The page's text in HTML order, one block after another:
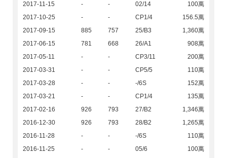
2017-11-15
- - 02/14
100萬
2017-10-25
- - CP1/4
156.5萬
2017-09-15
885 757 25/B3
1,360萬
2017-06-15
781 668 26/A1
908萬
2017-05-11
- - CP3/11
200萬
2017-03-31
- - CP5/5
110萬
2017-03-28
- - -/6S
152萬
2017-03-21
- - CP1/4
135萬
2017-02-16
926 793 27/B2
1,346萬
2016-12-30
926 793 28/B2
1,265萬
2016-11-28
- - -/6S
110萬
2016-11-25
- - 05/6
100萬